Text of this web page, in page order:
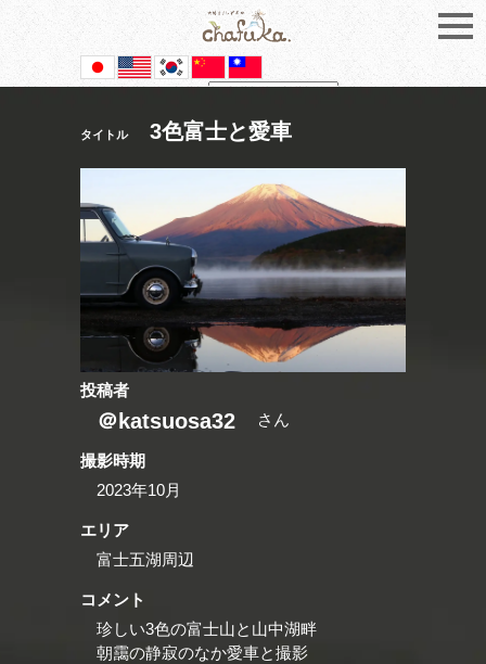
Powered by
タイトル 3色富士と愛車
投稿者
＠katsuosa32 さん
撮影時期
2023年10月
エリア
富士五湖周辺
コメント
珍しい3色の富士山と山中湖畔
朝靄の静寂のなか愛車と撮影